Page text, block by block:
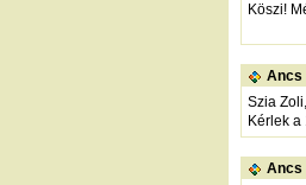
Köszi!
Ancs
Szia Zoli,
Kérlek
Ancs